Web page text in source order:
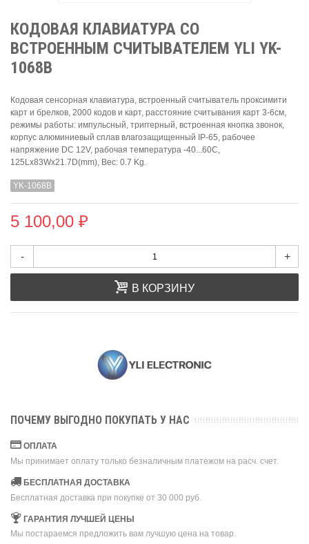
КОДОВАЯ КЛАВИАТУРА СО
ВСТРОЕННЫМ СЧИТЫВАТЕЛЕМ YLI YK-
1068B
Кодовая сенсорная клавиатура, встроенный считыватель проксимити
карт и брелков, 2000 кодов и карт, расстояние считывания карт 3-6см,
режимы работы: импульсный, триггерный, встроенная кнопка звонок,
корпус алюминиевый сплав влагозащищенный IP-65, рабочее
напряжение DC 12V, рабочая температура -40...60C,
125Lx83Wx21.7D(mm), Вес: 0.7 Kg.
YK-1068B
5 100,00 ₽
- +
В КОРЗИНУ
ПОЧЕМУ ВЫГОДНО ПОКУПАТЬ У НАС
ОПЛАТА
Мы принимает оплату только безналичным платежом на расч. счет.
БЕСПЛАТНАЯ ДОСТАВКА
Бесплатная доставка при покупке от 30 000 руб.
ГАРАНТИЯ ЛУЧШЕЙ ЦЕНЫ
Мы постараемся предложить вам лучшую цена на товар.